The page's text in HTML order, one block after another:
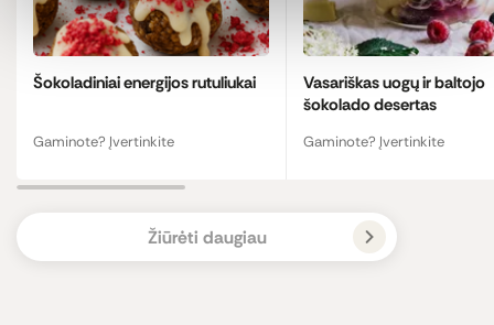
Šokoladiniai energijos rutuliukai
Gaminote? Įvertinkite
Vasariškas uogų ir baltojo
šokolado desertas
Gaminote? Įvertinkite
Žiūrėti daugiau